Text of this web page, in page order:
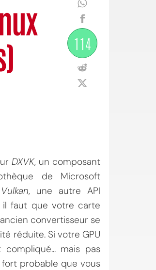
114
DXVK, un composant
de Microsoft
Vulkan, une autre API
il faut que votre carte
convertisseur se
réduite. Si votre GPU
mais pas
fort probable que vous